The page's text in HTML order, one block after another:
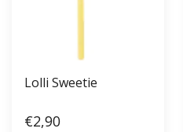
Lolli Sweetie
€2,90